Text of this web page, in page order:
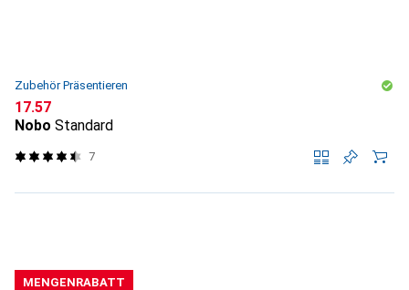
Zubehör Präsentieren
CHF
17.57
Nobo Standard
7
MENGENRABATT